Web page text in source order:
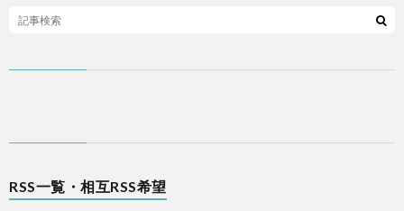
RSS一覧・相互RSS希望